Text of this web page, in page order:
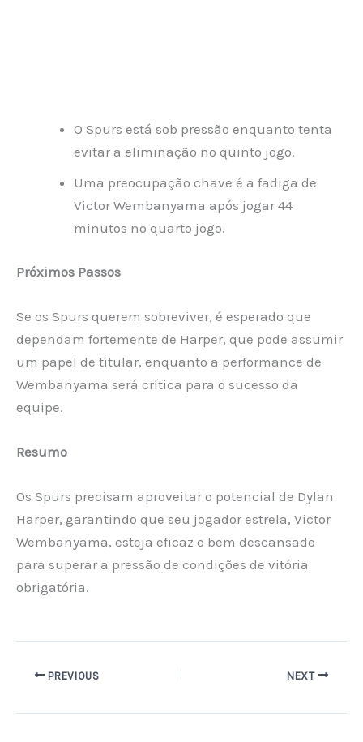
O Spurs está sob pressão enquanto tenta
evitar a eliminação no quinto jogo.
Uma preocupação chave é a fadiga de
Victor Wembanyama após jogar 44
minutos no quarto jogo.
Próximos Passos
Se os Spurs querem sobreviver, é esperado que
dependam fortemente de Harper, que pode assumir
um papel de titular, enquanto a performance de
Wembanyama será crítica para o sucesso da
equipe.
Resumo
Os Spurs precisam aproveitar o potencial de Dylan
Harper, garantindo que seu jogador estrela, Victor
Wembanyama, esteja eficaz e bem descansado
para superar a pressão de condições de vitória
obrigatória.
PREVIOUS NEXT